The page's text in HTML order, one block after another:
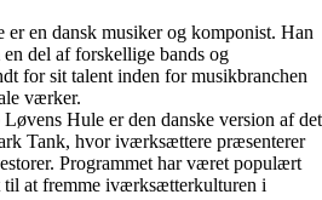
er en dansk musiker og komponist. Han
del af forskellige bands og
for sit talent inden for musikbranchen
værker.
Hule er den danske version af det
Tank, hvor iværksættere præsenterer
Programmet har været populært
til at fremme iværksætterkulturen i